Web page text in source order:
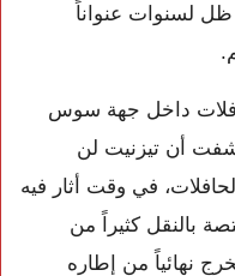
لسنوات عنواناً
داخل جهة سوس
أن تيزنيت لن
في وقت أثار فيه
بالنقل كثيراً من
نهائياً من إطاره